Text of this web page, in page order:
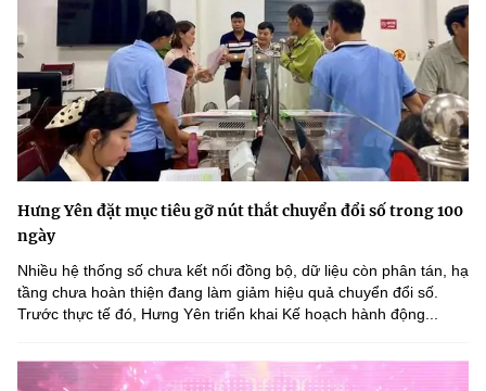
Hưng Yên đặt mục tiêu gỡ nút thắt chuyển đổi số trong 100
ngày
Nhiều hệ thống số chưa kết nối đồng bộ, dữ liệu còn phân tán, hạ
tầng chưa hoàn thiện đang làm giảm hiệu quả chuyển đổi số.
Trước thực tế đó, Hưng Yên triển khai Kế hoạch hành động...